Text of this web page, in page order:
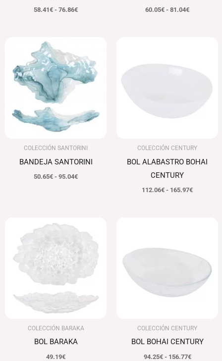
58.41€ - 76.86€ 60.05€ - 81.04€
COLECCIÓN SANTORINI
BANDEJA SANTORINI
50.65€ - 95.04€
precios:
desde
50.65€
hasta
COLECCIÓN CENTURY
BOL ALABASTRO BOHAI
CENTURY
112.06€ - 165.97€
112.06€
COLECCIÓN BARAKA
BOL BARAKA
49.19€
COLECCIÓN CENTURY
BOL BOHAI CENTURY
94.25€ - 156.77€
94.25€
hasta
156.77€